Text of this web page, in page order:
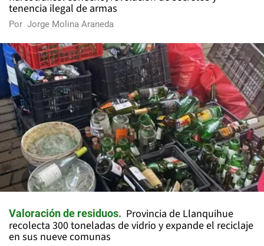
tenencia ilegal de armas
Por Jorge Molina Araneda
Valoración de residuos
Provincia de Llanquihue
recolecta 300 toneladas de vidrio y expande el reciclaje
en sus nueve comunas